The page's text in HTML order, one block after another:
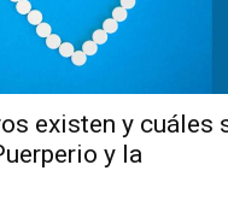
existen y cuáles
y la